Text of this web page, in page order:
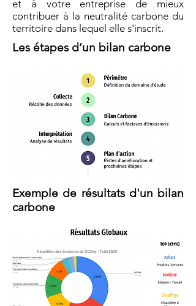
et à votre entreprise de mieux
contribuer à la neutralité carbone du
territoire dans lequel elle s'inscrit.
Les étapes d’un bilan carbone
Exemple de résultats d'un bilan
carbone